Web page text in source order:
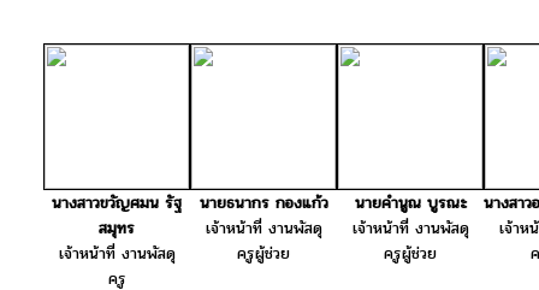
นางสาวขวัญศมน รัฐ
สมุทร
เจ้าหน้าที่ งานพัสดุ
ครู
นายธนากร กองแก้ว
เจ้าหน้าที่ งานพัสดุ
ครูผู้ช่วย
นายคำนูณ บูรณะ
เจ้าหน้าที่ งานพัสดุ
ครูผู้ช่วย
นางสา
เจ้าห